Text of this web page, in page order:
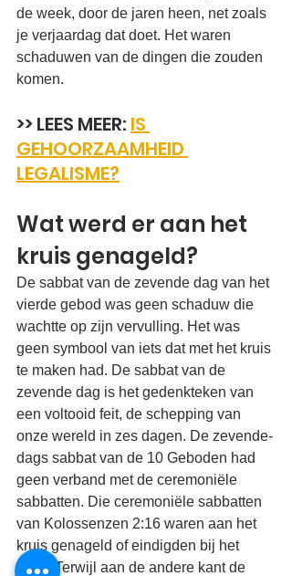
de week, door de jaren heen, net zoals
je verjaardag dat doet. Het waren
schaduwen van de dingen die zouden
komen.
>> LEES MEER: IS
GEHOORZAAMHEID
LEGALISME?
Wat werd er aan het
kruis genageld?
De sabbat van de zevende dag van het
vierde gebod was geen schaduw die
wachtte op zijn vervulling. Het was
geen symbool van iets dat met het kruis
te maken had. De sabbat van de
zevende dag is het gedenkteken van
een voltooid feit, de schepping van
onze wereld in zes dagen. De zevende-
dags sabbat van de 10 Geboden had
geen verband met de ceremoniële
sabbatten. Die ceremoniële sabbatten
van Kolossenzen 2:16 waren aan het
kruis genageld of eindigden bij het
kruis. Terwijl aan de andere kant de